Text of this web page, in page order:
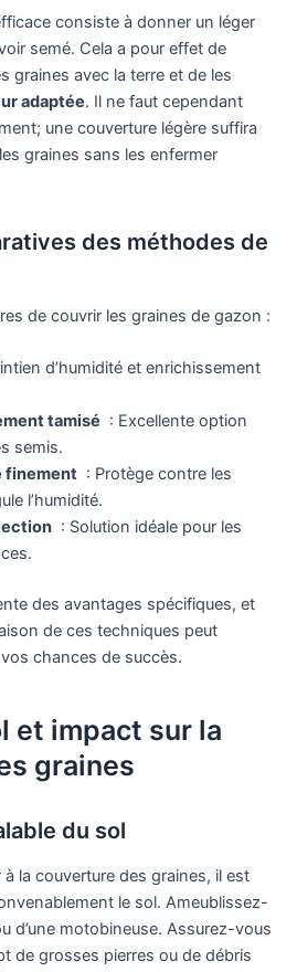
consiste à donner un léger
semé. Cela a pour effet de
graines avec la terre et de les
adaptée. Il ne faut cependant
une couverture légère suffira
graines sans les enfermer
des méthodes de
de couvrir les graines de gazon :
d’humidité et enrichissement
tamisé : Excellente option
semis.
finement : Protège contre les
l’humidité.
: Solution idéale pour les
des avantages spécifiques, et
de ces techniques peut
chances de succès.
et impact sur la
graines
du sol
la couverture des graines, il est
le sol. Ameublissez-
d’une motobineuse. Assurez-vous
de grosses pierres ou de débris